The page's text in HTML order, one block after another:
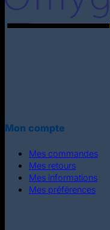
Mon compte
Mes commandes
Mes retours
Mes informations
Mes préférences